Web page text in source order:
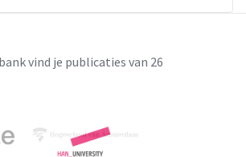
vind je publicaties van 26